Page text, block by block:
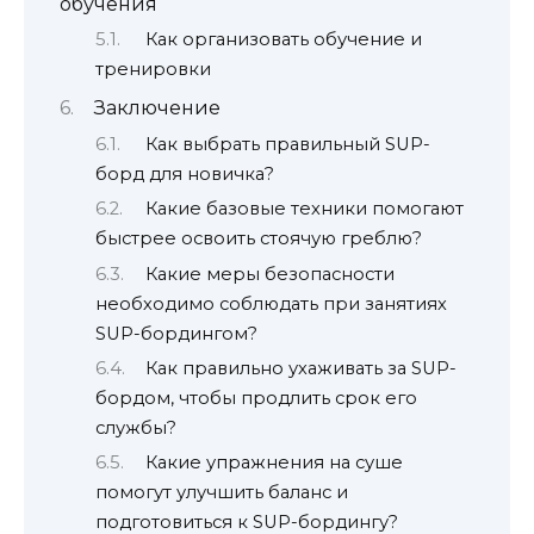
Как организовать обучение и
тренировки
Заключение
Как выбрать правильный SUP-
борд для новичка?
Какие базовые техники помогают
быстрее освоить стоячую греблю?
Какие меры безопасности
необходимо соблюдать при занятиях
SUP-бордингом?
Как правильно ухаживать за SUP-
бордом, чтобы продлить срок его
службы?
Какие упражнения на суше
помогут улучшить баланс и
подготовиться к SUP-бордингу?